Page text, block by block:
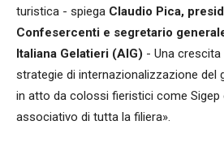
turistica - spiega Claudio Pica,
Confesercenti e segretario
Italiana Gelatieri (AIG) - Una
strategie di internazionalizzazione del
in atto da colossi fieristici come Sigep
associativo di tutta la filiera».